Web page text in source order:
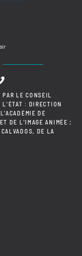
LE CONSEIL
L'ÉTAT : DIRECTION
DE
DE L'IMAGE ANIMÉE ;
DE LA